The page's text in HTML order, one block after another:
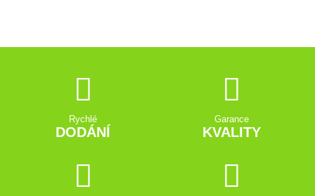
Rychlé
DODÁNÍ
Garance
KVALITY